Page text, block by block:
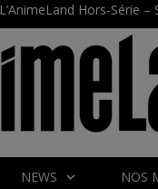
L’AnimeLand Hors-Série
NEWS NOS